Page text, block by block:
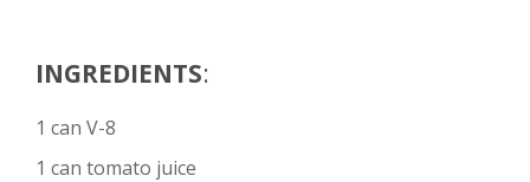
INGREDIENTS:
1 can V-8
1 can tomato juice